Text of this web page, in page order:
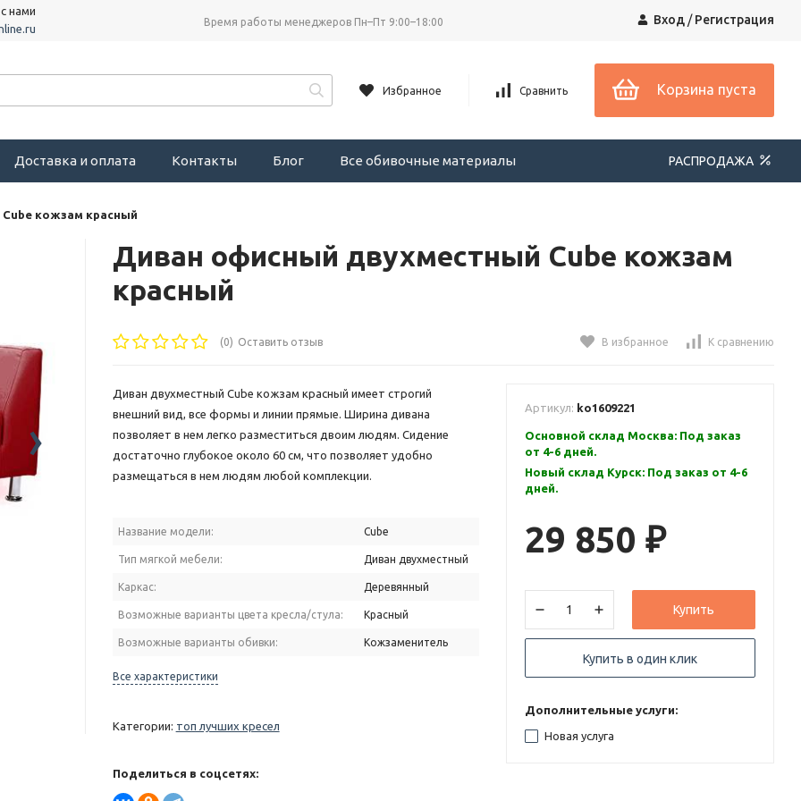
нами
Время работы менеджеров Пн–Пт 9:00–18:00 Вход/Регистрация
Избранное Сравнить Корзина пуста
Доставка и оплата Контакты Блог Все обивочные материалы РАСПРОДАЖА
кожзам красный
›
Диван офисный двухместный Cube кожзам
красный
(0) Оставить отзыв В избранное К сравнению
Диван двухместный Cube кожзам красный имеет строгий
внешний вид, все формы и линии прямые. Ширина дивана
позволяет в нем легко разместиться двоим людям. Сидение
достаточно глубокое около 60 см, что позволяет удобно
размещаться в нем людям любой комплекции.
Название модели: Cube
Тип мягкой мебели: Диван двухместный
Каркас: Деревянный
Возможные варианты цвета кресла/стула: Красный
Возможные варианты обивки: Кожзаменитель
Все характеристики
Категории: топ лучших кресел
Поделиться в соцсетях:
Артикул: ko1609221
Основной склад Москва: Под заказ
от 4-6 дней.
Новый склад Курск: Под заказ от 4-6
дней.
29 850 ₽
Купить
Купить в один клик
Дополнительные услуги:
Новая услуга